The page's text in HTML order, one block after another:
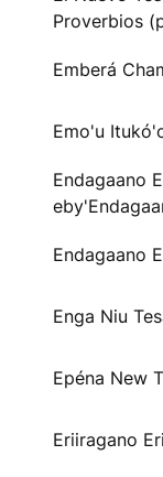
Proverbios
Emberá
Emo'u
Endagaano
Endagaano
Enga Niu
Epéna New
Eriiragano